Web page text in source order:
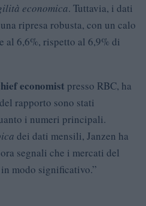
economica. Tuttavia, i dati
ripresa robusta, con un calo
al 6,6%, rispetto al 6,9% di
economist presso RBC, ha
rapporto sono stati
i numeri principali.
dei dati mensili, Janzen ha
segnali che i mercati del
modo significativo.”